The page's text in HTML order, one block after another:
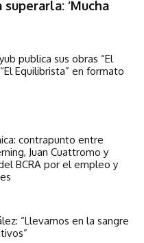
‘Mucha
publica sus obras “El
Equilibrista” en formato
contrapunto entre
Juan Cuattromo y
BCRA por el empleo y
“Llevamos en la sangre